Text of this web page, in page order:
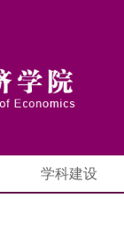
学科建设